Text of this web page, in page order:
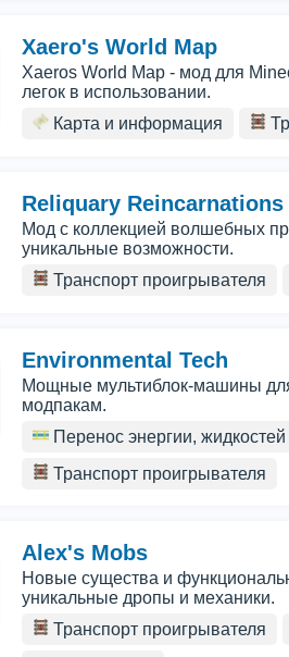
Xaero's World Map
Xaeros World Map - мод для
легок в использовании.
Карта и информация
Reliquary Reincarnations
Мод с коллекцией волшебных
уникальные возможности.
Транспорт проигрывателя
Environmental Tech
Мощные мультиблок-машины
модпакам.
Перенос энергии,
Транспорт проигрывателя
Alex's Mobs
Новые существа и
уникальные дропы и механики.
Транспорт проигрывателя